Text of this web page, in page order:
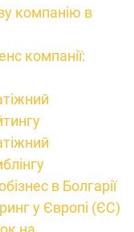
компанію в
компанії:
в Болгарії
у Європі (ЄС)